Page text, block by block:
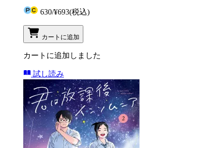
630/¥693(税込)
カートに追加
カートに追加しました
試し読み